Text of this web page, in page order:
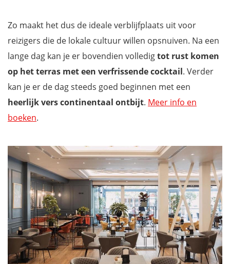
Zo maakt het dus de ideale verblijfplaats uit voor
reizigers die de lokale cultuur willen opsnuiven. Na een
lange dag kan je er bovendien volledigtot rust komen
op het terras met een verfrissende cocktail. Verder
kan je er de dag steeds goed beginnen met een
heerlijk vers continentaal ontbijt. Meer info en
boeken.